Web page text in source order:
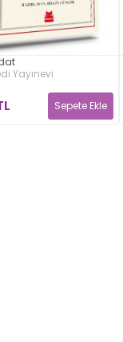
Yayınevi
Sepete Ekle